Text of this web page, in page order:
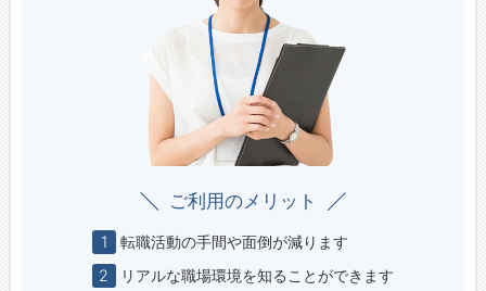
ご利用のメリット
1
転職活動の手間や面倒が減ります
2
リアルな職場環境を知ることができます